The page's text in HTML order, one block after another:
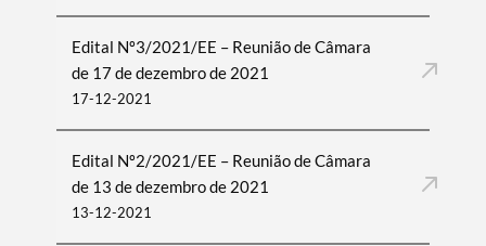
Edital Nº3/2021/EE – Reunião de Câmara
de 17 de dezembro de 2021
17-12-2021
Edital Nº2/2021/EE – Reunião de Câmara
de 13 de dezembro de 2021
13-12-2021